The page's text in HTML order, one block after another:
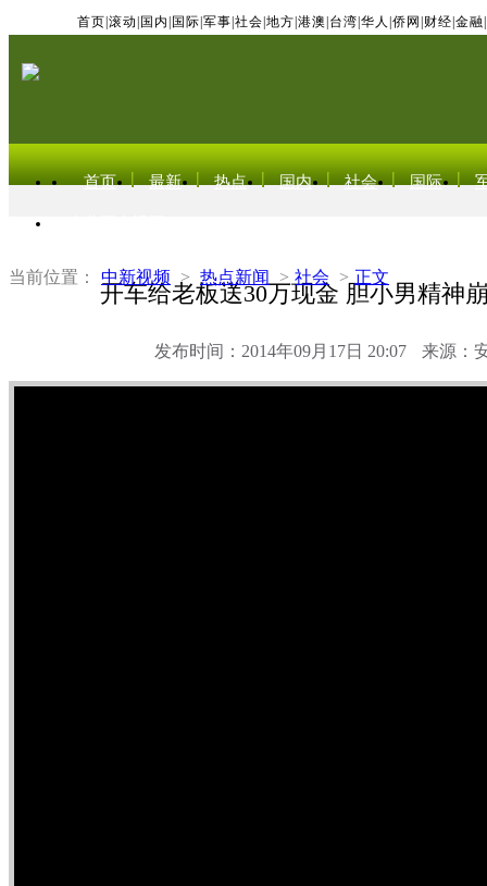
首页 滚动 国内 国际 军事 社会 地方 港澳 台湾 华人 侨网 财经 金融
首页 最新 热点 国内 社会 国际
当前位置： 中新视频 > 热点新闻 > 社会 > 正文
开车给老板送30万现金 胆小男精神
发布时间：2014年09月17日 20:07 来源：